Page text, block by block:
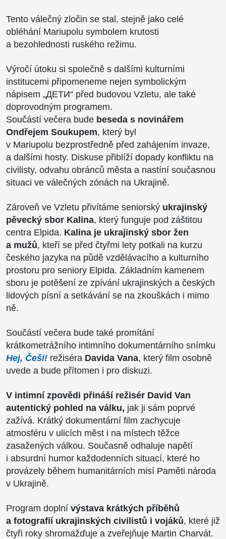
Tento válečný zločin se stal, stejně jako celé
obléhání Mariupolu symbolem krutosti
a bezohlednosti ruského režimu.
Výročí útoku si společně s dalšími kulturními
institucemi připomeneme nejen symbolickým
nápisem „ДЕТИ“ před budovou Vzletu, ale také
doprovodným programem.
Součástí večera bude beseda s novinářem
Ondřejem Soukupem, který byl
v Mariupolu bezprostředně před zahájením invaze,
a dalšími hosty. Diskuse přiblíží dopady konfliktu na
civilisty, odvahu obránců města a nastíní současnou
situaci ve válečných zónách na Ukrajině.
Zároveň ve Vzletu přivítáme seniorský ukrajinský
pěvecký sbor Kalina, který funguje pod záštitou
centra Elpida. Kalina je ukrajinský sbor žen
a mužů, kteří se před čtyřmi lety potkali na kurzu
českého jazyka na půdě vzdělávacího a kulturního
prostoru pro seniory Elpida. Základním kamenem
sboru je potěšení ze zpívání ukrajinských a českých
lidových písní a setkávání se na zkouškách i mimo
ně.
Součástí večera bude také promítání
krátkometrážního intimního dokumentárního snímku
Hej, Češi! režiséra Davida Vana, který film osobně
uvede a bude přítomen i pro diskuzi.
V intimní zpovědi přináší režisér David Van
autentický pohled na válku, jak ji sám poprvé
zažívá. Krátký dokumentární film zachycuje
atmosféru v ulicích měst i na místech těžce
zasažených válkou. Současně odhaluje napětí
i absurdní humor každodenních situací, které ho
provázely během humanitárních misí Paměti národa
v Ukrajině.
Program doplní výstava krátkých příběhů
a fotografií ukrajinských civilistů i vojáků, které již
čtyři roky shromažďuje a zveřejňuje Martin Charvát.